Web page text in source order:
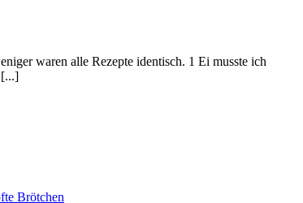
waren alle Rezepte identisch. 1 Ei musste ich
[...]
Brötchen